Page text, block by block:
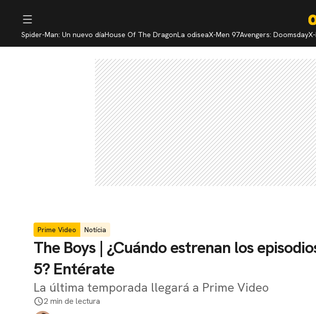
Spider-Man: Un nuevo díaHouse Of The DragonLa odiseaX-Men 97Avengers: Doomsday
Prime Video Notícia
The Boys | ¿Cuándo estrenan los
5? Entérate
La última temporada llegará a Prime Video
2 min de lectura